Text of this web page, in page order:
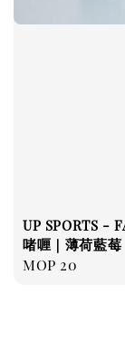
UP SPORTS -
啫喱｜薄荷藍莓
Regular
MOP 20